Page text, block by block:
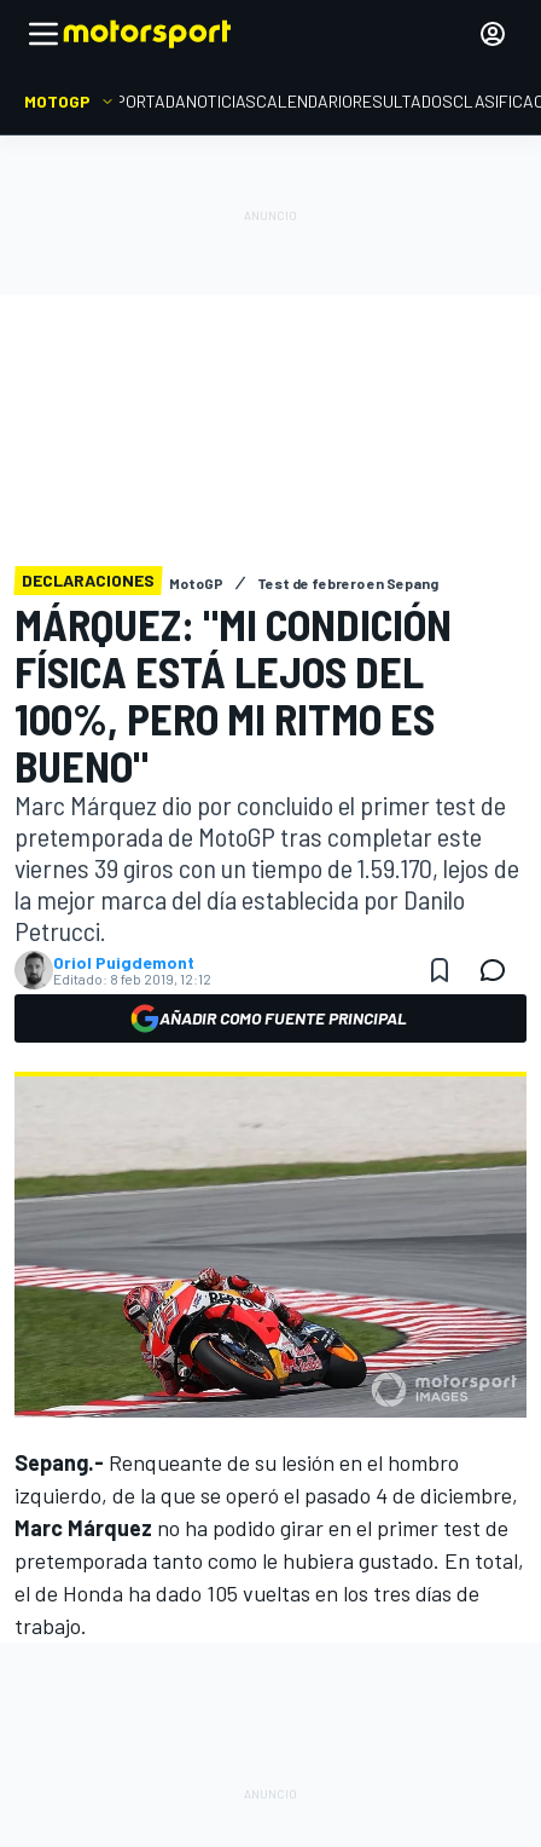
MOTOGP PORTADANOTICIASCALENDARIORESULTADOS
DECLARACIONES MotoGP Test de febrero en Sepang
MÁRQUEZ: "MI CONDICIÓN
FÍSICA ESTÁ LEJOS DEL
100%, PERO MI RITMO ES
BUENO"
Marc Márquez dio por concluido el primer test de
pretemporada de MotoGP tras completar este
viernes 39 giros con un tiempo de 1.59.170, lejos de
la mejor marca del día establecida por Danilo
Petrucci.
Oriol Puigdemont
Editado: 8 feb 2019, 12:12
AÑADIR COMO FUENTE PRINCIPAL
Sepang.- Renqueante de su lesión en el hombro
izquierdo, de la que se operó el pasado 4 de diciembre,
Marc Márquez no ha podido girar en el primer test de
pretemporada tanto como le hubiera gustado. En total,
el de Honda ha dado 105 vueltas en los tres días de
trabajo.